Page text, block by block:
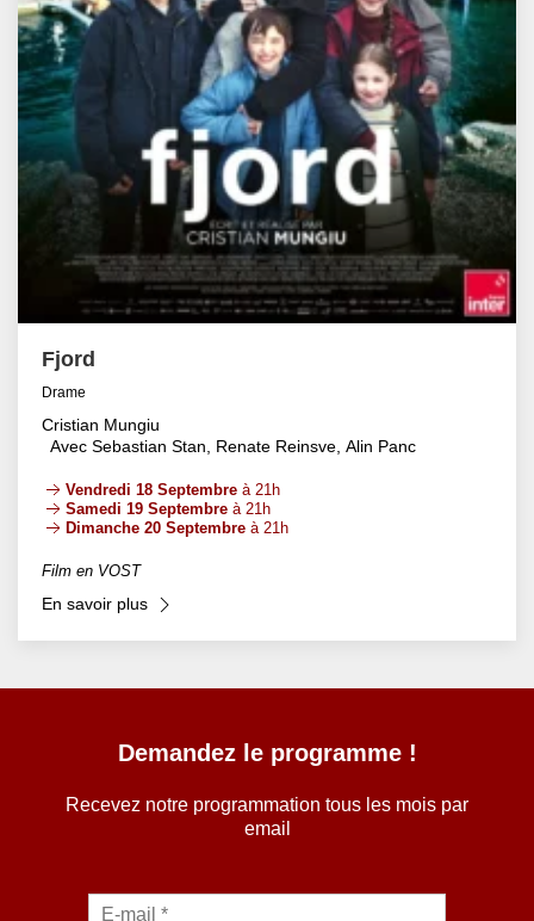
Fjord
Drame
Cristian Mungiu
Avec Sebastian Stan, Renate Reinsve, Alin Panc
Vendredi 18 Septembre à 21h
Samedi 19 Septembre à 21h
Dimanche 20 Septembre à 21h
Film en VOST
En savoir plus
Demandez le programme !
Recevez notre programmation tous les mois par
email